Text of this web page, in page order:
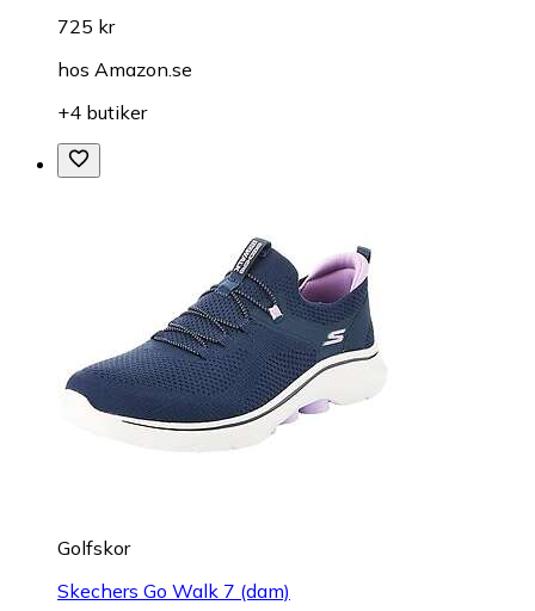
725 kr
hos Amazon.se
+4 butiker
Golfskor
Skechers Go Walk 7 (dam)